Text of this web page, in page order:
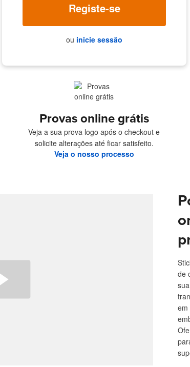
Registe-se
ou inicie sessão
Provas online grátis
Veja a sua prova logo após o checkout e
solicite alterações até ficar satisfeito.
Veja o nosso processo
de
em